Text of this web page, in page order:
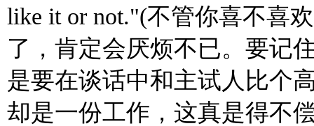
like it or not."(不管你喜不喜
了，肯定会厌烦不已。要记
是要在谈话中和主试人比个
却是一份工作，这真是得不